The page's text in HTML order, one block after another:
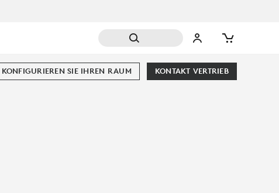
KONTAKT VERTRIEB
KONFIGURIEREN SIE IHREN RAUM